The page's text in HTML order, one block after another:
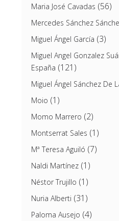
Maria José Cavadas (56)
Mercedes Sánchez
Miguel Ángel García (3)
Miguel Angel Gonzalez
España (121)
Miguel Ángel Sánchez De
Moio (1)
Momo Marrero (2)
Montserrat Sales (1)
Mª Teresa Aguiló (7)
Naldi Martínez(1)
Néstor Trujillo (1)
Nuria Alberti (31)
Paloma Ausejo (4)